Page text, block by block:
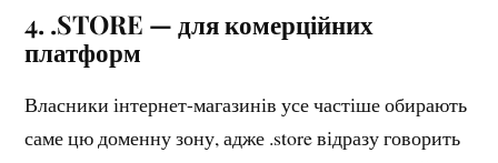
4. .STORE — для комерційних
платформ
Власники інтернет-магазинів усе частіше обирають
саме цю доменну зону, адже .store відразу говорить